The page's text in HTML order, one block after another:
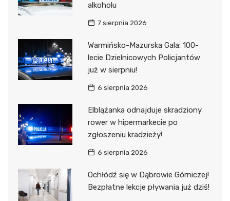
alkoholu
7 sierpnia 2026
Warmińsko-Mazurska Gala: 100-
lecie Dzielnicowych Policjantów
już w sierpniu!
6 sierpnia 2026
Elblążanka odnajduje skradziony
rower w hipermarkecie po
zgłoszeniu kradzieży!
6 sierpnia 2026
Ochłódź się w Dąbrowie Górniczej!
Bezpłatne lekcje pływania już dziś!